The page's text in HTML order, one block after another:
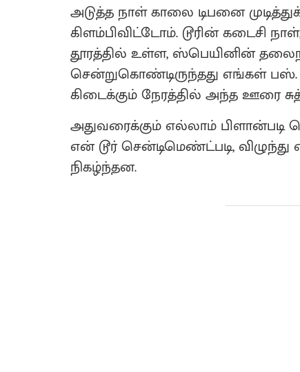
அடுத்த நாள் காலை டிபனை
கிளம்பிவிட்டோம். டூரின் கடைசி
தூரத்தில் உள்ள, ஸ்பெயினின்
சென்றுகொண்டிருந்தது எங்கள்
கிடைக்கும் நேரத்தில் அந்த ஊரை
அதுவரைக்கும் எல்லாம்
என் டூர் சென்டிமெண்ட்படி,
நிகழ்ந்தன.